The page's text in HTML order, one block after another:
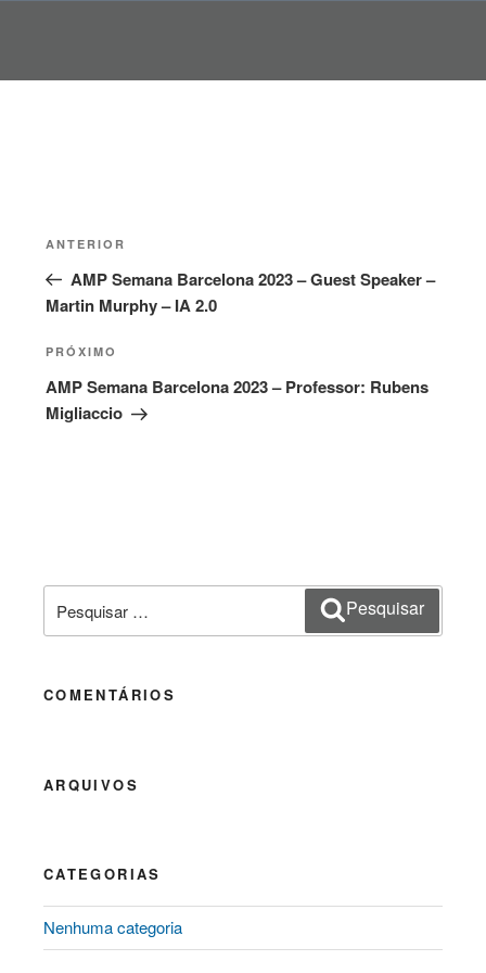
Navegação
Post
Post
anterior
ANTERIOR
AMP Semana Barcelona 2023 – Guest Speaker –
Martin Murphy – IA 2.0
Próximo
post
PRÓXIMO
AMP Semana Barcelona 2023 – Professor: Rubens
Migliaccio
por:
Pesquisar
COMENTÁRIOS
ARQUIVOS
CATEGORIAS
Nenhuma categoria